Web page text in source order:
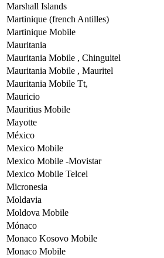
Marshall Islands
Martinique (french Antilles)
Martinique Mobile
Mauritania
Mauritania Mobile , Chinguitel
Mauritania Mobile , Mauritel
Mauritania Mobile Tt,
Mauricio
Mauritius Mobile
Mayotte
México
Mexico Mobile
Mexico Mobile -Movistar
Mexico Mobile Telcel
Micronesia
Moldavia
Moldova Mobile
Mónaco
Monaco Kosovo Mobile
Monaco Mobile